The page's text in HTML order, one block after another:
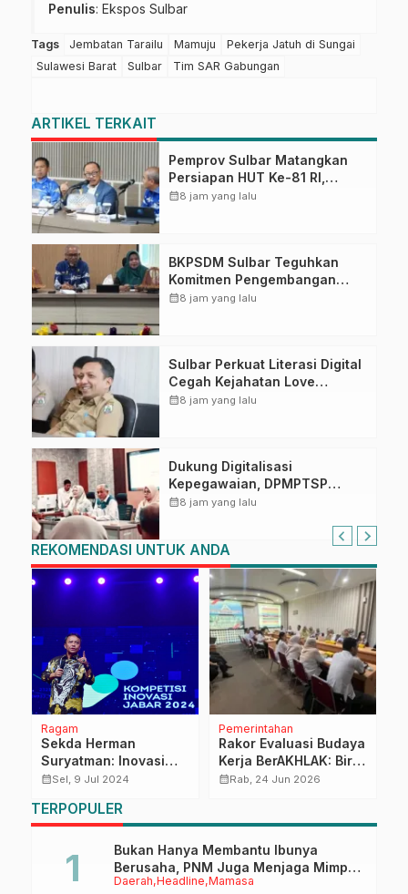
Penulis: Ekspos Sulbar
Tags Jembatan Tarailu Mamuju
Pekerja Jatuh di Sungai
Sulawesi Barat
Sulbar Tim SAR Gabungan
ARTIKEL TERKAIT
Pemprov Sulbar Matangkan
Persiapan HUT Ke-81 RI,
Puncak Upacara di Lapangan
calendar_month8 jam yang lalu
BKPSDM Sulbar Teguhkan
Komitmen Pengembangan
Kompetensi ASN melalui
calendar_month8 jam yang lalu
Sulbar Perkuat Literasi Digital
Cegah Kejahatan Love
Scamming
calendar_month8 jam yang lalu
Dukung Digitalisasi
Kepegawaian, DPMPTSP
Sulbar Siap Terapkan Aplikasi
calendar_month8 jam yang lalu
REKOMENDASI UNTUK ANDA
Ragam
Sekda Herman
Suryatman: Inovasi
Harus Berkontribusi
Masyarakat
calendar_monthSel, 9 Jul 2024
Pemerintahan
Rakor Evaluasi Budaya
Kerja BerAKHLAK: Biro
Organisasi Setda
Kinerja hingga 7
Agustus 2026
calendar_monthRab, 24 Jun 2026
TERPOPULER
Daerah Headline Mamasa
Bukan Hanya Membantu Ibunya
Berusaha, PNM Juga Menjaga Mimpi
Anaknya Untuk Menggapai Cita-Cita